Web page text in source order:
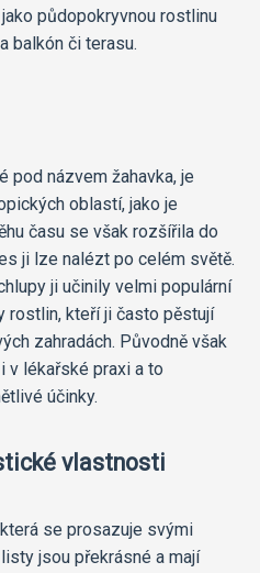
půdopokryvnou rostlinu
balkón či terasu.
pod názvem žahavka, je
oblastí, jako je
času se však rozšířila do
ji lze nalézt po celém světě.
ji učinily velmi populární
rostlin, kteří ji často pěstují
zahradách. Původně však
v lékařské praxi a to
účinky.
vlastnosti
se prosazuje svými
jsou překrásné a mají